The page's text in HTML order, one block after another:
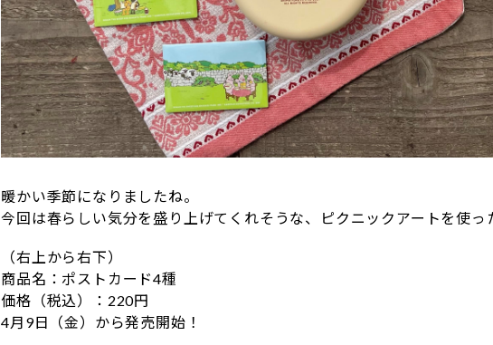
暖かい季節になりましたね。
今回は春らしい気分を盛り上げてくれそうな、ピクニックアートを使
（右上から右下）
商品名：ポストカード4種
価格（税込）：220円
4月9日（金）から発売開始！